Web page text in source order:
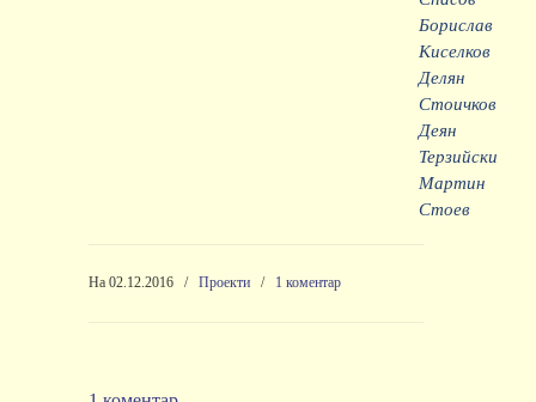
Борислав
Киселков
Делян
Стоичков
Деян
Терзийски
Мартин
Стоев
На 02.12.2016 / Проекти / 1 коментар